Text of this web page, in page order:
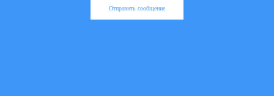
Отправить сообщение